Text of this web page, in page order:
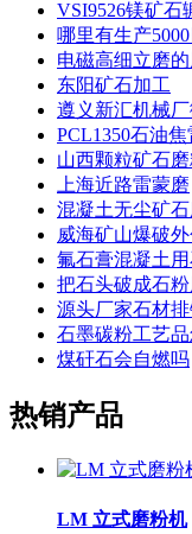
VSI9526镁矿石
哪里有生产
电磁高细立磨
东阳矿石加工
遵义新汇机械
PCL1350石油
山西颗粒矿石
上海近路雷蒙磨
混凝土无尘矿
威海矿山爆破
氟石膏混凝土
把石头破成石
源头厂家石材
石墨碳粉工艺
煤矸石会自燃吗
热销产品
LM 立式磨粉机